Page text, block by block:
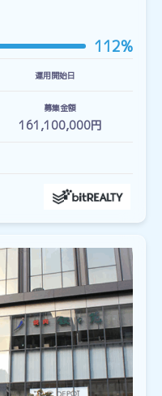
112%
運用開始日
募集金額
161,100,000円